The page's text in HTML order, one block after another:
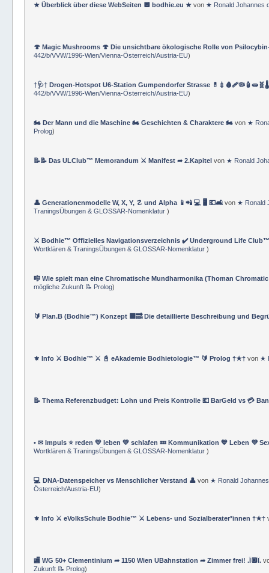
★ Überblick über diese WebSeiten 🔲 bodhie.eu ★ von ★ Ronald Johannes
🍄 Magic Mushrooms 🍄 Die unsichtbare ökologische Rolle von
442/b/VVW/1996-Wien/Vienna-Österreich/Austria-EU)
†🩺† Drogen-Hotspot U6-Station Gumpendorfer Strasse
442/b/VVW/1996-Wien/Vienna-Österreich/Austria-EU)
🏍 Der Mann und die Maschine 🏍 Geschichten & Charaktere 🏍 von ★
Prolog)
📝📝 Das ULClub™ Memorandum ⚔ Manifest ➦ 2.Kapitelvon ★ Ronald
👤 Generationenmodelle W, X, Y, ☡ und Alpha 📱📲 💻 🖥️ 💶🛋️ von ★ Ronald
TraningsÜbungen & GLOSSAR-Nomenklatur)
⚔️ Bodhie™ Offizielles Navigationsverzeichnis ✔️ Underground Life Club™
Wortklären & TraningsÜbungen & GLOSSAR-Nomenklatur)
🎼 Wie spielt man eine Chromatische Mundharmonika (Thoman
mögliche Zukunft 📝 Prolog)
🔰 Plan.B (Bodhie™) Konzept 🟪🔜 Die detaillierte Beschreibung und
⚜ Info ⚔ Bodhie™ ⚔ 📓 eAkademie Bodhietologie™ 🔰 Prolog †★†von ★
📝 Thema Referenzbudget: Lohn und Preis Kontrolle 💶 BarGeld vs 💳
• ✉ Impuls ⭐️ reden 💛 leben 💚 schlafen 💤 Kommunikation 💙 Leben 💜
Wortklären & TraningsÜbungen & GLOSSAR-Nomenklatur)
💻 DNA-Datenspeicher vs Menschlicher Verstand 👤 von ★ Ronald
Österreich/Austria-EU)
⚜ Info ⚔ eVolksSchule Bodhie™ ⚔ Lebens- und Sozialberater*innen †★†
🏬 WG 50+ Clementinium ➦ 1150 Wien UBahnstation ➦ Zimmer frei! .Ï🔲Ï.
Zukunft 📝 Prolog)